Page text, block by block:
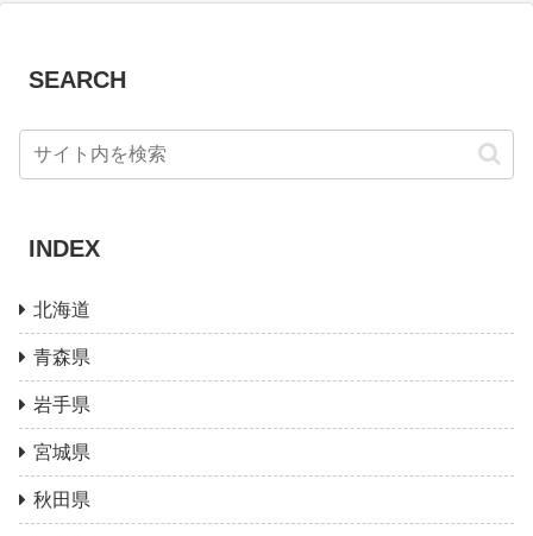
SEARCH
INDEX
北海道
青森県
岩手県
宮城県
秋田県